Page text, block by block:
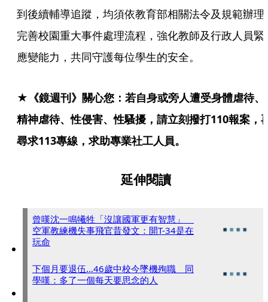
到後續輔導追蹤，均須依教育部相關法令及規範辦理
完善校園重大事件處理流程，強化教師及行政人員緊
應變能力，共同守護每位學生的安全。
★《鏡週刊》關心您：若自身或旁人遭受身體虐待、
精神虐待、性侵害、性騷擾，請立刻撥打110報案，
尋求113專線，求助專業社工人員。
延伸閱讀
曾嘆沈一鳴犧牲「沒讓國軍更有智慧」
空軍教練機失事飛官昔發文：開T-34是在
玩命
下個月要退伍…46歲中校今墜機殉職 同
學嘆：多了一個每天要思念的人